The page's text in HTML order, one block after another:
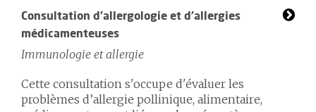
Consultation d'allergologie et d'allergies
médicamenteuses
Immunologie et allergie
Cette consultation s'occupe d'évaluer les
problèmes d’allergie pollinique, alimentaire,